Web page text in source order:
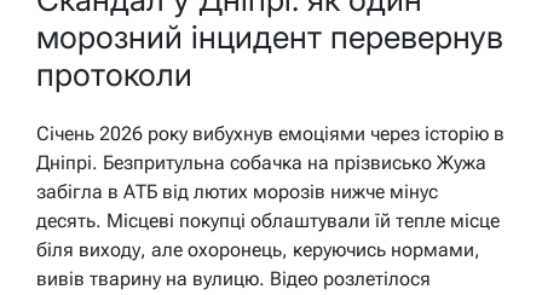
морозний інцидент перевернув
протоколи
Січень 2026 року вибухнув емоціями через історію в
Дніпрі. Безпритульна собачка на прізвисько Жужа
забігла в АТБ від лютих морозів нижче мінус
десять. Місцеві покупці облаштували їй тепле місце
біля виходу, але охоронець, керуючись нормами,
вивів тварину на вулицю. Відео розлетілося